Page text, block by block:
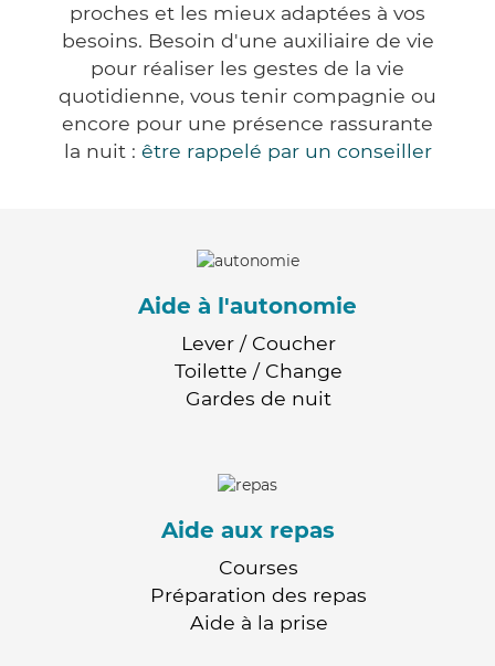
proches et les mieux adaptées à vos
besoins. Besoin d'une auxiliaire de vie
pour réaliser les gestes de la vie
quotidienne, vous tenir compagnie ou
encore pour une présence rassurante
la nuit : être rappelé par un conseiller
Aide à l'autonomie
Lever / Coucher
Toilette / Change
Gardes de nuit
Aide aux repas
Courses
Préparation des repas
Aide à la prise